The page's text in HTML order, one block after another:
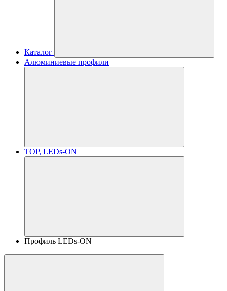
Каталог
Алюминиевые профили
TOP, LEDs-ON
Профиль LEDs-ON